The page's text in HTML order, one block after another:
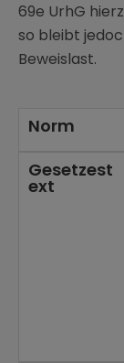
69e UrhG
so bleibt
Beweislast.
Norm
Gesetzest
ext